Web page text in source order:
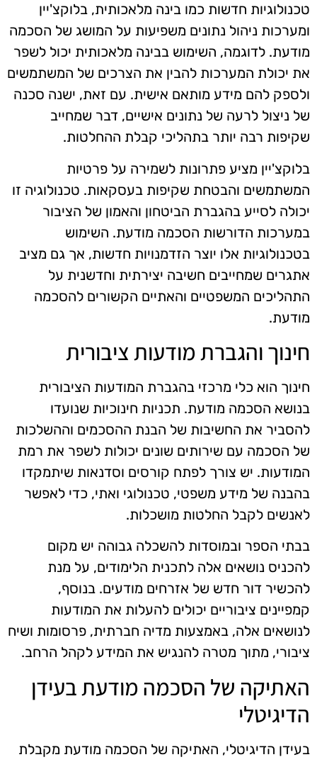
טכנולוגיות חדשות כמו בינה מלאכותית, בלוקצ'יין
ומערכות ניהול נתונים משפיעות על המושג של הסכמה
מודעת. לדוגמה, השימוש בבינה מלאכותית יכול לשפר
את יכולת המערכות להבין את הצרכים של המשתמשים
ולספק להם מידע מותאם אישית. עם זאת, ישנה סכנה
של ניצול לרעה של נתונים אישיים, דבר שמחייב
שקיפות רבה יותר בתהליכי קבלת ההחלטות.
בלוקצ'יין מציע פתרונות לשמירה על פרטיות
המשתמשים והבטחת שקיפות בעסקאות. טכנולוגיה זו
יכולה לסייע בהגברת הביטחון והאמון של הציבור
במערכות הדורשות הסכמה מודעת. השימוש
בטכנולוגיות אלו יוצר הזדמנויות חדשות, אך גם מציב
אתגרים שמחייבים חשיבה יצירתית וחדשנית על
התהליכים המשפטיים והאתיים הקשורים להסכמה
מודעת.
חינוך והגברת מודעות ציבורית
חינוך הוא כלי מרכזי בהגברת המודעות הציבורית
בנושא הסכמה מודעת. תכניות חינוכיות שנועדו
להסביר את החשיבות של הבנת ההסכמים וההשלכות
של הסכמה עם שירותים שונים יכולות לשפר את רמת
המודעות. יש צורך לפתח קורסים וסדנאות שיתמקדו
בהבנה של מידע משפטי, טכנולוגי ואתי, כדי לאפשר
לאנשים לקבל החלטות מושכלות.
בבתי הספר ובמוסדות להשכלה גבוהה יש מקום
להכניס נושאים אלה לתכנית הלימודים, על מנת
להכשיר דור חדש של אזרחים מודעים. בנוסף,
קמפיינים ציבוריים יכולים להעלות את המודעות
לנושאים אלה, באמצעות מדיה חברתית, פרסומות ושיח
ציבורי, מתוך מטרה להנגיש את המידע לקהל הרחב.
האתיקה של הסכמה מודעת בעידן
הדיגיטלי
בעידן הדיגיטלי, האתיקה של הסכמה מודעת מקבלת